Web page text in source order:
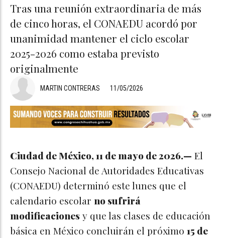
Tras una reunión extraordinaria de más
de cinco horas, el CONAEDU acordó por
unanimidad mantener el ciclo escolar
2025-2026 como estaba previsto
originalmente
11/05/2026
MARTIN CONTRERAS
Ciudad de México, 11 de mayo de 2026.— El
Consejo Nacional de Autoridades Educativas
(CONAEDU) determinó este lunes que el
calendario escolar no sufrirá
modificacionesy que las clases de educación
básica en México concluirán el próximo 15 de